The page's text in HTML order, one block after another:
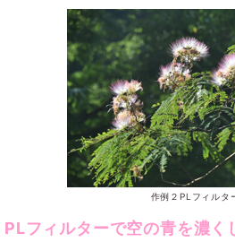
作例２PLフィルタ
PLフィルターで空の青を濃く